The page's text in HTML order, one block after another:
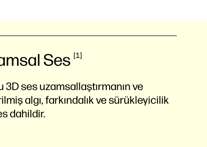
Ses 1
3D ses uzamsallaştırmanın ve
algı, farkındalık ve sürükleyicilik
dahildir.